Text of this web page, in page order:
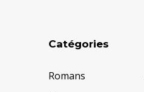
Catégories
Romans